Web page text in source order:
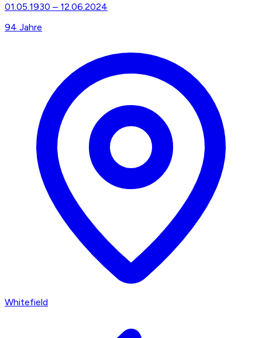
01.05.1930 – 12.06.2024
94 Jahre
Whitefield